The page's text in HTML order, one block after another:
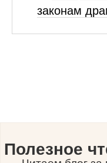
законам
Полезное